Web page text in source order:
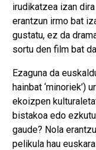
irudikatzea izan
erantzun irmo bat
gustatu, ez da
sortu den film bat
Ezaguna da
hainbat ‘minoriek’)
ekoizpen
bistakoa edo
gaude? Nola
pelikula hau